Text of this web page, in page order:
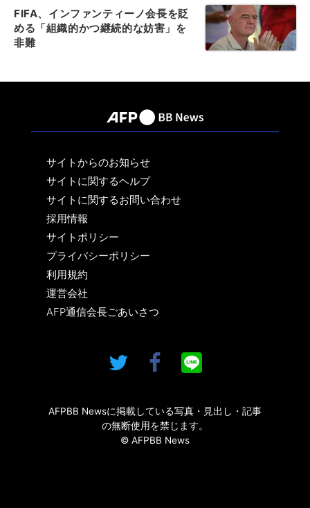
FIFA、インファンティーノ会長を貶
める「組織的かつ継続的な妨害」を
非難
サイトからのお知らせ
サイトに関するヘルプ
サイトに関するお問い合わせ
採用情報
サイトポリシー
プライバシーポリシー
利用規約
運営会社
AFP通信会長ごあいさつ
AFPBB Newsに掲載している写真・見出し・記事
の無断使用を禁じます。
© AFPBB News